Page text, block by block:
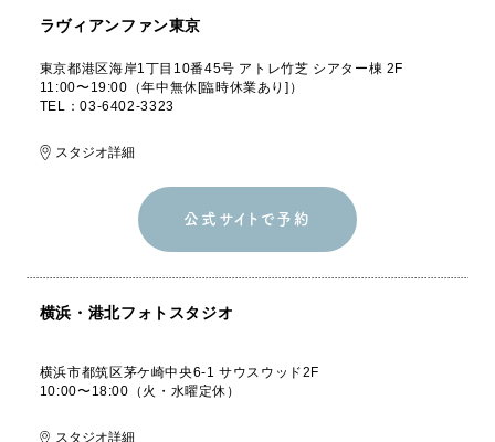
ラヴィアンファン東京
東京都港区海岸1丁目10番45号 アトレ竹芝 シアター棟 2F
11:00〜19:00（年中無休[臨時休業あり]）
TEL：03-6402-3323
スタジオ詳細
公式サイトで予約
公式サイトで予約
横浜・港北フォトスタジオ
横浜市都筑区茅ケ崎中央6-1 サウスウッド2F
10:00〜18:00（火・水曜定休）
スタジオ詳細